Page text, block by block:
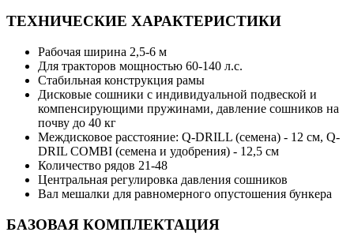
ТЕХНИЧЕСКИЕ ХАРАКТЕРИСТИКИ
Рабочая ширина 2,5-6 м
Для тракторов мощностью 60-140 л.с.
Стабильная конструкция рамы
Дисковые сошники с индивидуальной подвеской и
компенсирующими пружинами, давление сошников на
почву до 40 кг
Междисковое расстояние: Q-DRILL (семена) - 12 см, Q-
DRIL COMBI (семена и удобрения) - 12,5 см
Количество рядов 21-48
Центральная регулировка давления сошников
Вал мешалки для равномерного опустошения бункера
БАЗОВАЯ КОМПЛЕКТАЦИЯ